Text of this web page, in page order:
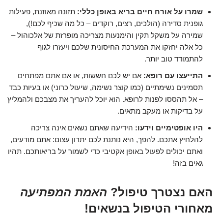
שמרו על אורח חיים בריא באופן כללי: תזונה מאוזנת, פעילות
גופנית סדירה (הולכים, רצים, רוקדים – כל מה שכיף לכם!),
שמירה על משקל תקין והימנעות מצריכה מופרזת של אלכוהול –
כל אלה יחזקו את המערכת החיסונית שלכם ויעזרו לגוף
להתמודד טוב יותר.
התייעצו עם רופא: אם יש לכם חששות, או אם אתם מפתחים
תסמינים נשימתיים (כמו קוצר נשימה, שיעול כרוני) או בעיות כבד
– אל תהססו לפנות לרופא. הוא יוכל להעריך את מצבכם ולהמליץ
על בדיקות או מעקב מתאים.
היו אופטימיים וידעו: הידיעה שאתם נשאים אינה צריכה
להלחיץ אתכם. להפך, היא נותנת לכם יתרון עצום: אתם מודעים,
ואתם יכולים לפעול באופן אקטיבי כדי לשמור על בריאותכם. תהיו
גאים בזה!
האם נצטרך טיפול? האמת המפתיעה
מאחורי הטיפול בנשאים!